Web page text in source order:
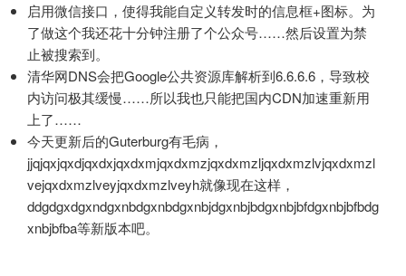
启用微信接口，使得我能自定义转发时的信息框+图标。为
了做这个我还花十分钟注册了个公众号……然后设置为禁
止被搜索到。
清华网DNS会把Google公共资源库解析到6.6.6.6，导致校
内访问极其缓慢……所以我也只能把国内CDN加速重新用
上了……
今天更新后的Guterburg有毛病，
jjqjqxjqxdjqxdxjqxdxmjqxdxmzjqxdxmzljqxdxmzlvjqxdxmzl
vejqxdxmzlveyjqxdxmzlveyh就像现在这样，
ddgdgxdgxndgxnbdgxnbdgxnbjdgxnbjbdgxnbjbfdgxnbjbfbdg
xnbjbfba等新版本吧。